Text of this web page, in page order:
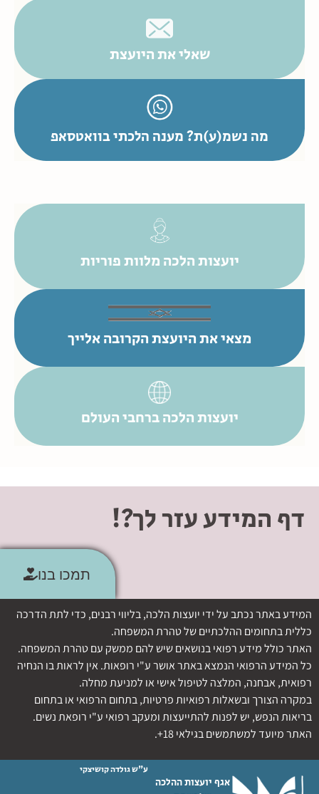
שאלי את היועצת
מה נשמ(ע)ת? מענה הלכתי בוואטסאפ
יועצות הלכה מלוות פוריות
מצאי את היועצת הקרובה אלייך
יועצות הלכה ברחבי העולם
דף המידע עזר לך?!
תמכו בנו
המידע באתר נכתב על ידי יועצות הלכה, בליווי רבנים, כדי לתת הדרכה
כללית בתחומים ההלכתיים של טהרת המשפחה.
האתר כולל מידע רפואי בנושאים שיש להם ממשק עם טהרת המשפחה.
כל המידע הרפואי הנמצא באתר אושר ע"י רופאות. אין לראות בו הנחיה
רפואית, אבחנה, המלצה לטיפול אישי או למניעת מחלה.
במקרה הצורך ובשאלות רפואיות פרטיות, בתחום הרפואי או בתחום
בריאות הנפש, יש לפנות להתייעצות ומעקב רפואי ע"י רופאת נשים.
האתר מיועד למשתמשים בגילאי 18+.
אגף יועצות ההלכה
ע"ש גולדה קושיצקי